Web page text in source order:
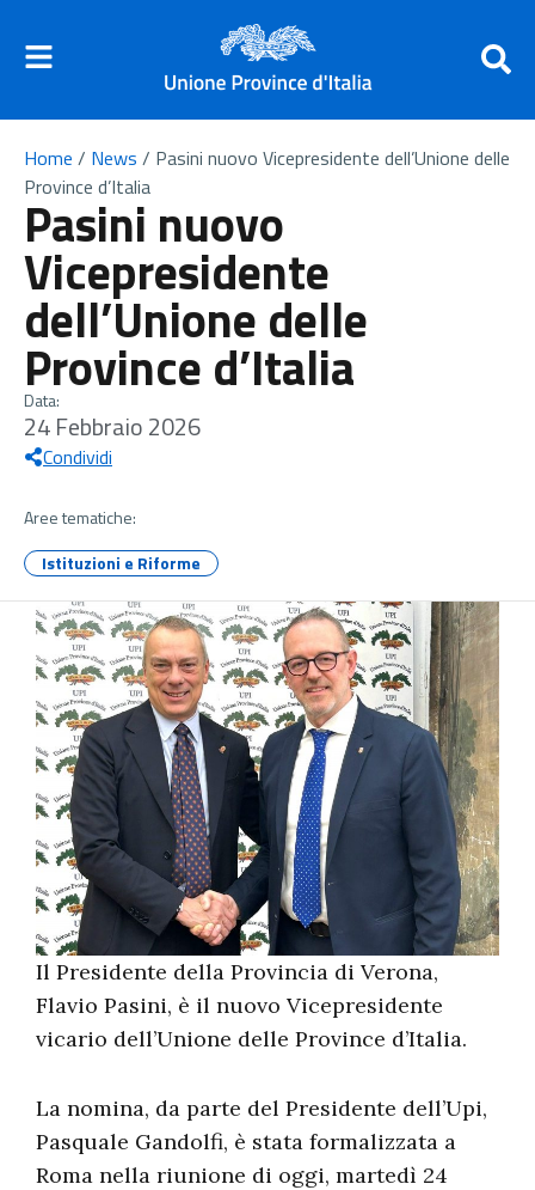
Home / News / Pasini nuovo Vicepresidente dell’Unione delle
Province d’Italia
Pasini nuovo
Vicepresidente
dell’Unione delle
Province d’Italia
Data:
24 Febbraio 2026
Condividi
Aree tematiche:
Istituzioni e Riforme
Il Presidente della Provincia di Verona,
Flavio Pasini, è il nuovo Vicepresidente
vicario dell’Unione delle Province d’Italia.
La nomina, da parte del Presidente dell’Upi,
Pasquale Gandolfi, è stata formalizzata a
Roma nella riunione di oggi, martedì 24